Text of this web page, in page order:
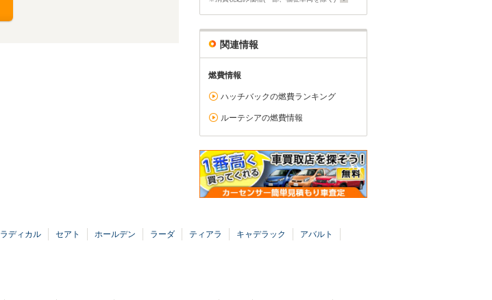
関連情報
燃費情報
ハッチバックの燃費ランキング
ルーテシアの燃費情報
ラディカル セアト ホールデン ラーダ ティアラ キャデラック
アバルト